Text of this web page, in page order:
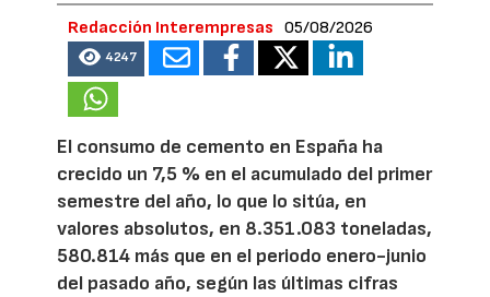
Redacción Interempresas 05/08/2026
4247
El consumo de cemento en España ha
crecido un 7,5 % en el acumulado del primer
semestre del año, lo que lo sitúa, en
valores absolutos, en 8.351.083 toneladas,
580.814 más que en el periodo enero-junio
del pasado año, según las últimas cifras